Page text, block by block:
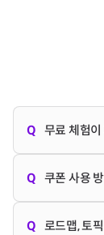
Q 무료 체험
아래 토픽에
Q 쿠폰 사용
[이미 쿠폰
Q 로드맵, 토